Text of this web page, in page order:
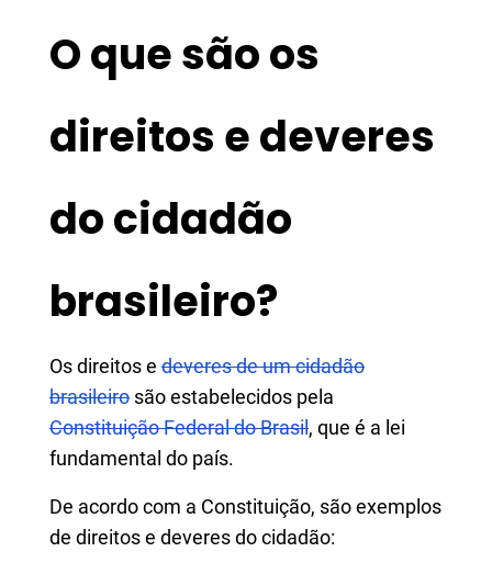
O que são os
direitos e deveres
do cidadão
brasileiro?
Os direitos e deveres de um cidadão
brasileiro são estabelecidos pela
Constituição Federal do Brasil, que é a lei
fundamental do país.
De acordo com a Constituição, são exemplos
de direitos e deveres do cidadão: